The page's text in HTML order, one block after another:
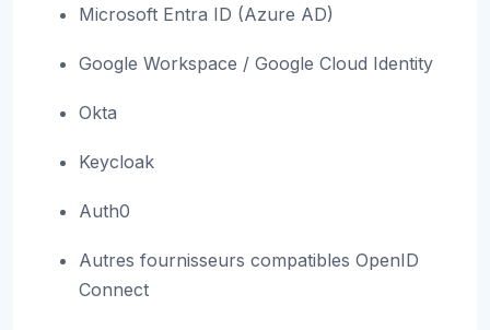
Microsoft Entra ID (Azure AD)
Google Workspace / Google Cloud Identity
Okta
Keycloak
Auth0
Autres fournisseurs compatibles OpenID
Connect